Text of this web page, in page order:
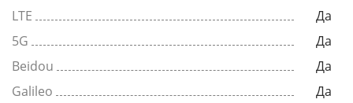
LTE
Да
5G
Да
Beidou
Да
Galileo
Да